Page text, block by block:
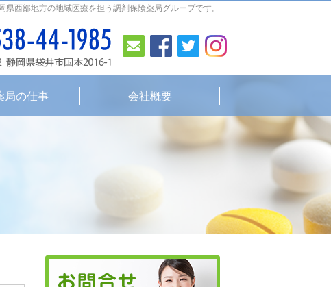
県西部地方の地域医療を担う調剤保険薬局グループです。
局の仕事 会社概要